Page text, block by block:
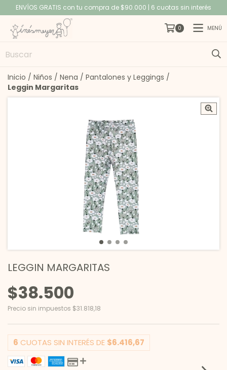
ENVÍOS GRATIS con tu compra de $90.000 | 6 cuotas sin interés
0 MENÚ
Inicio / Niños / Nena / Pantalones y Leggings /
Leggin Margaritas
LEGGIN MARGARITAS
$38.500
Precio sin impuestos $31.818,18
6 CUOTAS SIN INTERÉS DE $6.416,67